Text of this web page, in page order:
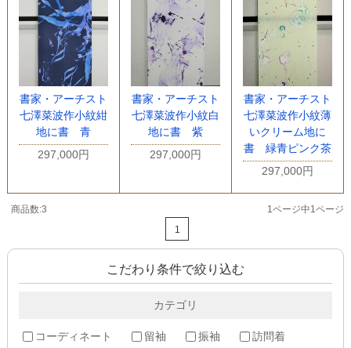
書家・アーチスト
七澤菜波作小紋紺
地に書 青
297,000円
書家・アーチスト
七澤菜波作小紋白
地に書 紫
297,000円
書家・アーチスト
七澤菜波作小紋薄
いクリーム地に
書 緑青ピンク茶
297,000円
商品数:3
1ページ中1ページ
1
こだわり条件で絞り込む
カテゴリ
コーディネート 留袖 振袖
訪問着